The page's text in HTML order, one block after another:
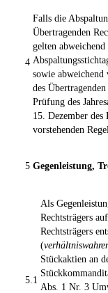
4
Falls die
Übertragenden
gelten
sowie
des
Prüfung des
15. Dezember des
vorstehenden
5 Gegenleistung,
5.1
Als
Rechtsträgers
Rechtsträgers
(
Stückaktien an
Abs. 1 Nr. 3